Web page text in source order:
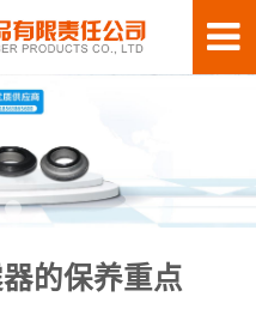
的保养重点